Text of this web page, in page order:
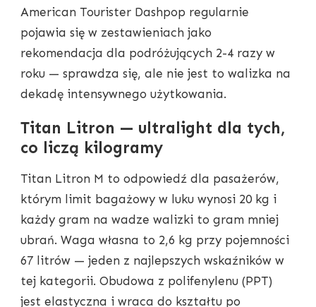
American Tourister Dashpop regularnie
pojawia się w zestawieniach jako
rekomendacja dla podróżujących 2-4 razy w
roku — sprawdza się, ale nie jest to walizka na
dekadę intensywnego użytkowania.
Titan Litron — ultralight dla tych,
co liczą kilogramy
Titan Litron M to odpowiedź dla pasażerów,
którym limit bagażowy w luku wynosi 20 kg i
każdy gram na wadze walizki to gram mniej
ubrań. Waga własna to 2,6 kg przy pojemności
67 litrów — jeden z najlepszych wskaźników w
tej kategorii. Obudowa z polifenylenu (PPT)
jest elastyczna i wraca do kształtu po